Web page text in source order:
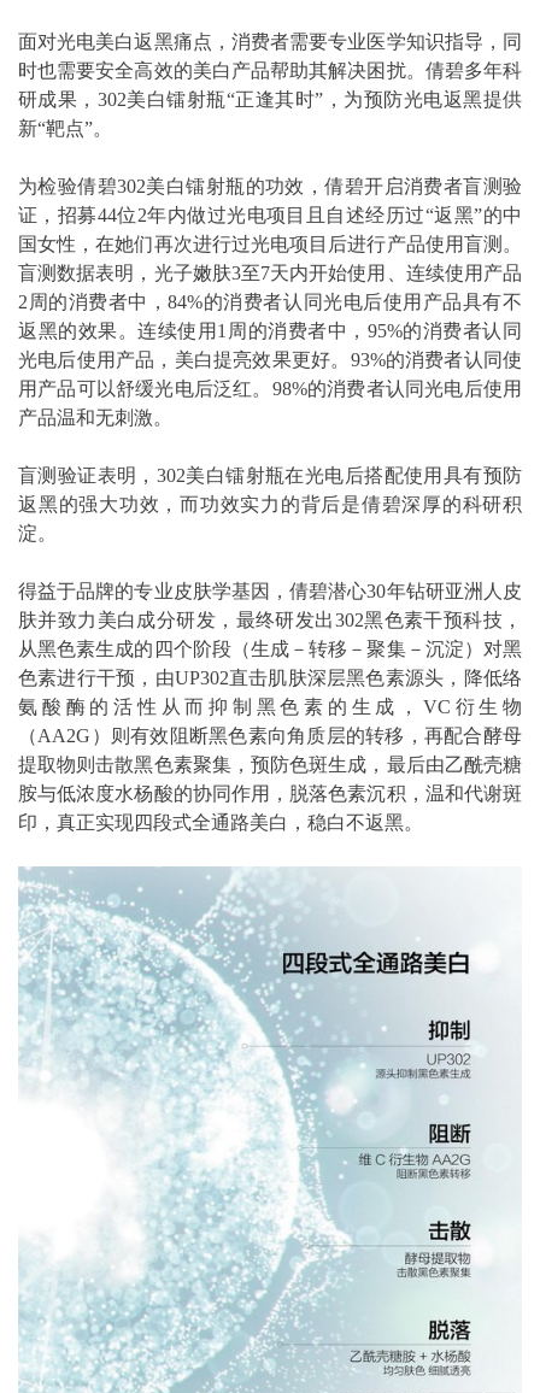
面对光电美白返黑痛点，消费者需要专业医学知识指导，同
时也需要安全高效的美白产品帮助其解决困扰。倩碧多年科
研成果，302美白镭射瓶“正逢其时”，为预防光电返黑提供
新“靶点”。
为检验倩碧302美白镭射瓶的功效，倩碧开启消费者盲测验
证，招募44位2年内做过光电项目且自述经历过“返黑”的中
国女性，在她们再次进行过光电项目后进行产品使用盲测。
盲测数据表明，光子嫩肤3至7天内开始使用、连续使用产品
2周的消费者中，84%的消费者认同光电后使用产品具有不
返黑的效果。连续使用1周的消费者中，95%的消费者认同
光电后使用产品，美白提亮效果更好。93%的消费者认同使
用产品可以舒缓光电后泛红。98%的消费者认同光电后使用
产品温和无刺激。
盲测验证表明，302美白镭射瓶在光电后搭配使用具有预防
返黑的强大功效，而功效实力的背后是倩碧深厚的科研积
淀。
得益于品牌的专业皮肤学基因，倩碧潜心30年钻研亚洲人皮
肤并致力美白成分研发，最终研发出302黑色素干预科技，
从黑色素生成的四个阶段（生成－转移－聚集－沉淀）对黑
色素进行干预，由UP302直击肌肤深层黑色素源头，降低络
氨酸酶的活性从而抑制黑色素的生成，VC衍生物
（AA2G）则有效阻断黑色素向角质层的转移，再配合酵母
提取物则击散黑色素聚集，预防色斑生成，最后由乙酰壳糖
胺与低浓度水杨酸的协同作用，脱落色素沉积，温和代谢斑
印，真正实现四段式全通路美白，稳白不返黑。